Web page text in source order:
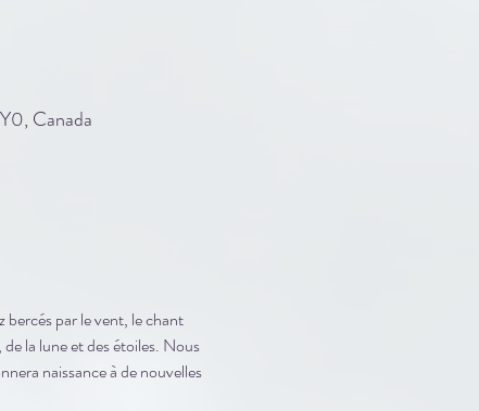
Canada
par le vent, le chant
de la lune et des étoiles. Nous
naissance à de nouvelles